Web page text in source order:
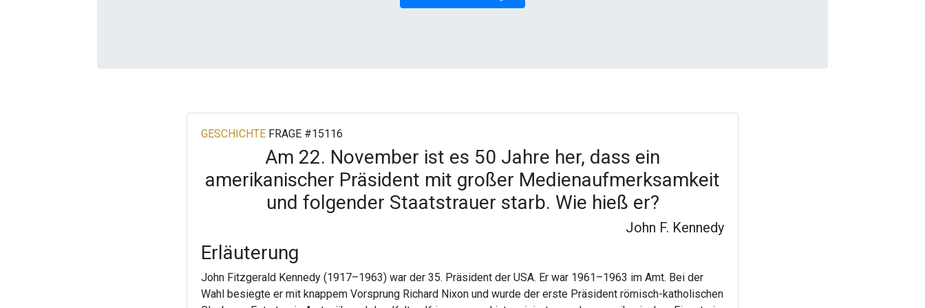
GESCHICHTEFRAGE #15116
Am 22. November ist es 50 Jahre her, dass ein
amerikanischer Präsident mit großer Medienaufmerksamkeit
und folgender Staatstrauer starb. Wie hieß er?
John F. Kennedy
Erläuterung
John Fitzgerald Kennedy (1917–1963) war der 35. Präsident der USA. Er war 1961–1963 im Amt. Bei der
Wahl besiegte er mit knappem Vorsprung Richard Nixon und wurde der erste Präsident römisch-katholischen